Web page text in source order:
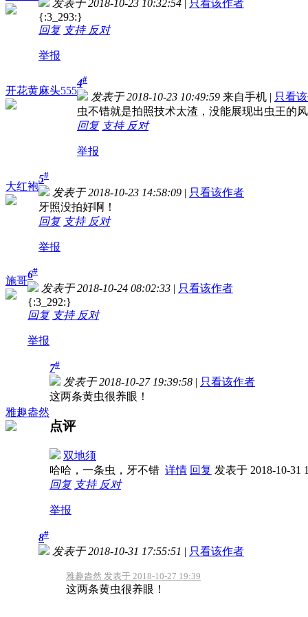
发表于 2018-10-23 10:32:54
只看该作者
{:3_293:}
回复 支持 反对
举报
开花黄麻头555
4#
发表于 2018-10-23 10:49:59 来自手机 | 只看
虫不错就是拍照技术太渣，没能展现出虫王的
回复 支持 反对
举报
大红袍
5#
发表于 2018-10-23 14:58:09 | 只看该作者
牙照没拍好啊！
回复 支持 反对
举报
施哥
6#
发表于 2018-10-24 08:02:33 | 只看该作者
{:3_292:}
回复 支持 反对
举报
雅趣盎然
7#
发表于 2018-10-27 19:39:58 | 只看该作者
这两条黄虫很养眼！
点评
双地须
哈哈，一条虫，牙不错 详情 回复 发表于 2018-10-31
回复 支持 反对
举报
8#
发表于 2018-10-31 17:55:51 | 只看该作者
雅趣盎然 发表于 2018-10-27 19:39
这两条黄虫很养眼！